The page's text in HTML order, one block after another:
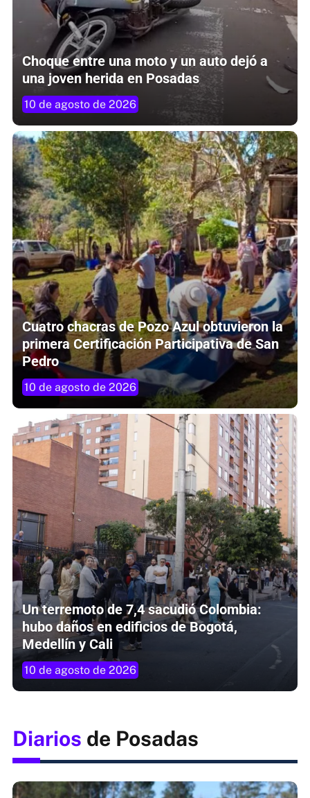
Choque entre una moto y un auto dejó a
una joven herida en Posadas
10 de agosto de 2026
Cuatro chacras de Pozo Azul obtuvieron la
primera Certificación Participativa de San
Pedro
10 de agosto de 2026
Un terremoto de 7,4 sacudió Colombia:
hubo daños en edificios de Bogotá,
Medellín y Cali
10 de agosto de 2026
Diarios de Posadas